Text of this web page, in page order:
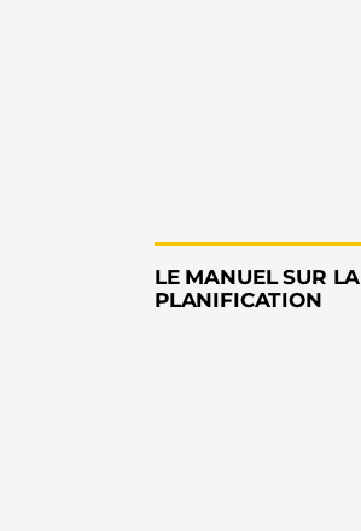
LE MANUEL SUR LA
PLANIFICATION